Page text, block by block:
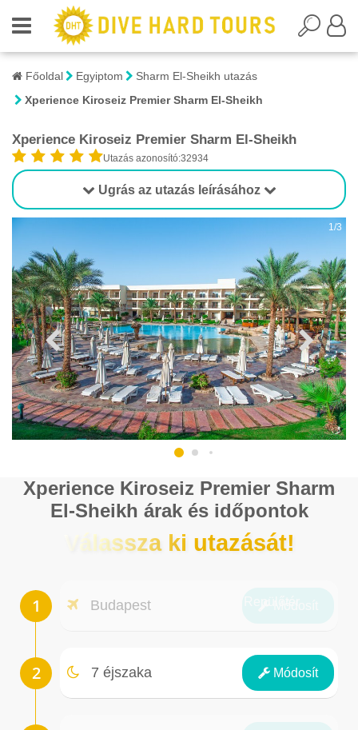
Főoldal Egyiptom
Sharm El-Sheikh utazás
Xperience Kiroseiz Premier Sharm El-Sheikh
Xperience Kiroseiz Premier Sharm El-Sheikh
Utazás azonosító:32934
Ugrás az utazás leírásához
1/3
Xperience Kiroseiz Premier Sharm
El-Sheikh árak és időpontok
Válassza ki utazását!
Budapest
7 éjszaka Módosít
Éjszakák